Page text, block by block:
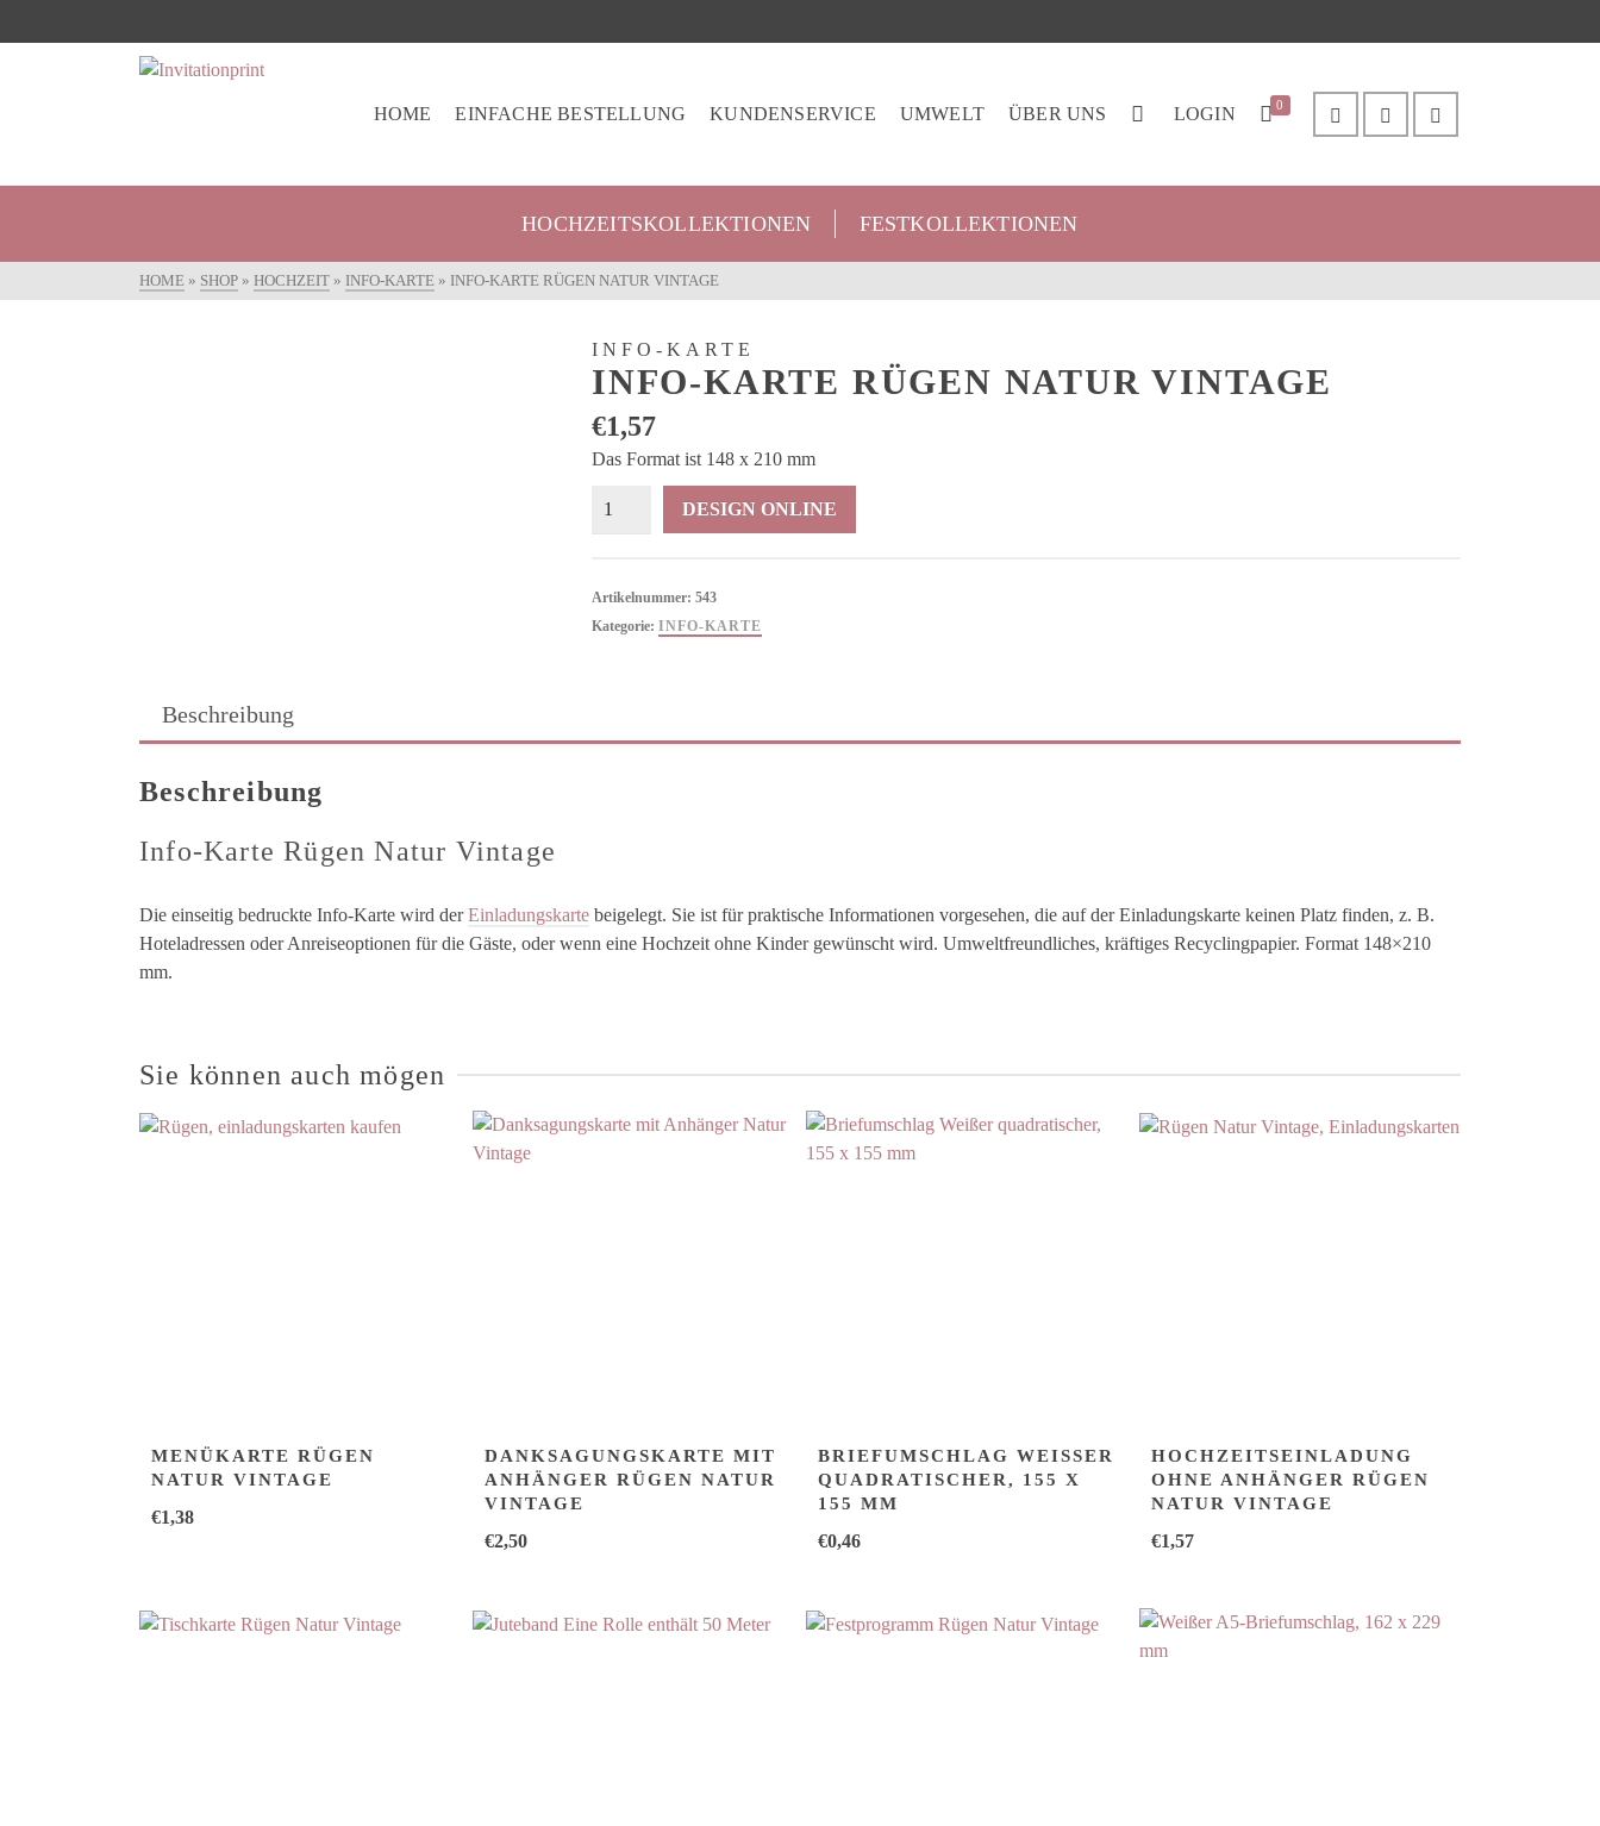
HOME EINFACHE BESTELLUNG KUNDENSERVICE UMWELT ÜBER UNS LOGIN 0
HOCHZEITSKOLLEKTIONEN FESTKOLLEKTIONEN
HOME » SHOP » HOCHZEIT » INFO-KARTE » INFO-KARTE RÜGEN NATUR VINTAGE
INFO-KARTE
INFO-KARTE RÜGEN NATUR VINTAGE
€1,57
Das Format ist 148 x 210 mm
Info-
Menge
DESIGN ONLINE
Artikelnummer: 543
Kategorie: INFO-KARTE
Beschreibung
Beschreibung
Info-Karte Rügen Natur Vintage
Die einseitig bedruckte Info-Karte wird derEinladungskarte beigelegt. Sie ist für praktische Informationen vorgesehen, die auf der Einladungskarte keinen Platz finden, z. B.
Hoteladressen oder Anreiseoptionen für die Gäste, oder wenn eine Hochzeit ohne Kinder gewünscht wird. Umweltfreundliches, kräftiges Recyclingpapier. Format 148×210
mm.
Sie können auch mögen
MENÜKARTE RÜGEN
NATUR VINTAGE
€1,38
DANKSAGUNGSKARTE MIT
ANHÄNGER RÜGEN NATUR
VINTAGE
€2,50
BRIEFUMSCHLAG WEISSER Q
UADRATISCHER, 155 X 1
55 MM
€0,46
HOCHZEITSEINLADUNG
OHNE ANHÄNGER RÜGEN
NATUR VINTAGE
€1,57